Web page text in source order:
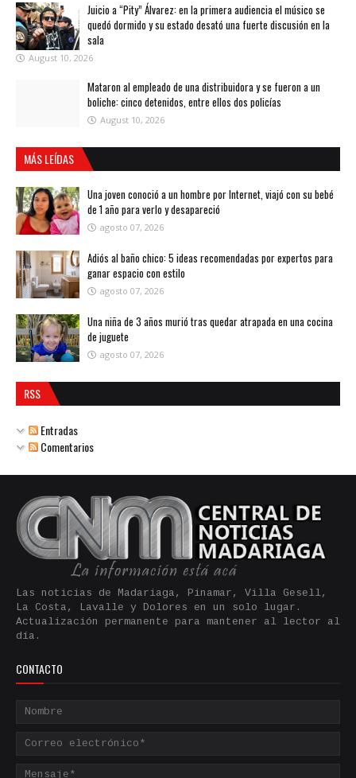
Juicio a “Pity” Álvarez: en la primera audiencia el músico se
quedó dormido y su estado desató una fuerte discusión en la
sala
August 10, 2026
Mataron al empleado de una distribuidora y se fueron a un
boliche: cinco detenidos, entre ellos dos policías
August 10, 2026
MÁS LEÍDAS
Una joven conoció a un hombre por Internet, viajó con su bebé
de 1 año para verlo y desapareció
agosto 07, 2026
Adiós al baño chico: 5 ideas recomendadas por expertos para
ganar espacio con estilo
agosto 07, 2026
Una niña de 3 años murió tras quedar atrapada en una cocina
de juguete
agosto 07, 2026
RSS
Entradas
Comentarios
Las noticias de Madariaga, Pinamar, Villa Gesell,
La Costa, Lavalle y Dolores en un solo lugar.
Actualización permanente para mantener al lector al
día.
CONTACTO